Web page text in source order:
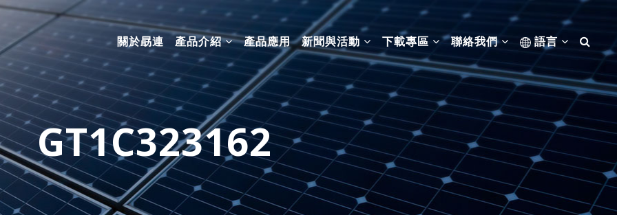
關於勗連 產品介紹 產品應用 新聞與活動 下載專區 聯絡我們 語言
GT1C323162